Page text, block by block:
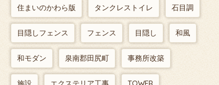
住まいのかわら版 タンクレストイレ 石目調
目隠しフェンス フェンス 目隠し 和風
和モダン 泉南郡田尻町 事務所改築